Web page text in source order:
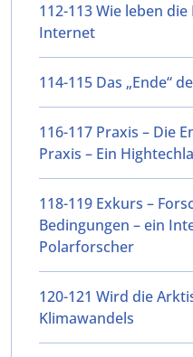
112-113 Wie leben
Internet
114-115 Das „Ende“
116-117 Praxis – Die
Praxis – Ein
118-119 Exkurs –
Bedingungen – ein
Polarforscher
120-121 Wird die
Klimawandels